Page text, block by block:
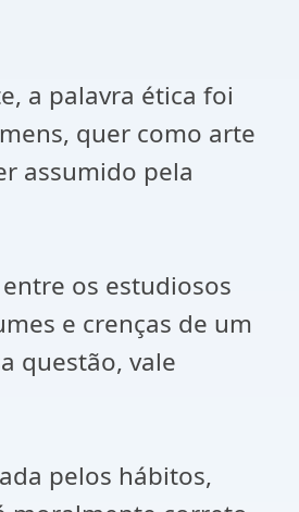
a palavra ética foi
quer como arte
assumido pela
os estudiosos
e crenças de um
questão, vale
pelos hábitos,